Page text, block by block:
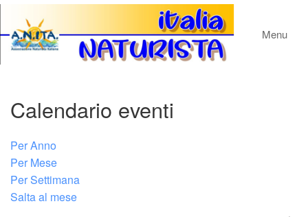
Menu
Calendario eventi
Per Anno
Per Mese
Per Settimana
Salta al mese